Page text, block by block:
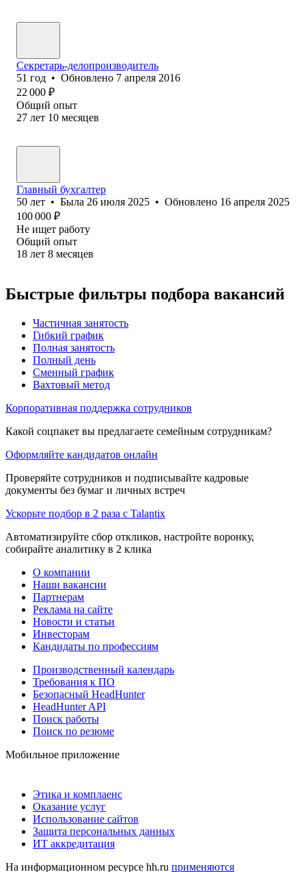
Секретарь-делопроизводитель
51 год • Обновлено 7 апреля 2016
22 000 ₽
Общий опыт
27 лет 10 месяцев
Главный бухгалтер
50 лет • Была 26 июля 2025 • Обновлено 16 апреля 2025
100 000 ₽
Не ищет работу
Общий опыт
18 лет 8 месяцев
Быстрые фильтры подбора вакансий
Частичная занятость
Гибкий график
Полная занятость
Полный день
Сменный график
Вахтовый метод
Корпоративная поддержка сотрудников
Какой соцпакет вы предлагаете семейным сотрудникам?
Оформляйте кандидатов онлайн
Проверяйте сотрудников и подписывайте кадровые
документы без бумаг и личных встреч
Ускорьте подбор в 2 раза с Talantix
Автоматизируйте сбор откликов, настройте воронку,
собирайте аналитику в 2 клика
О компании
Наши вакансии
Партнерам
Реклама на сайте
Новости и статьи
Инвесторам
Кандидаты по профессиям
Производственный календарь
Требования к ПО
Безопасный HeadHunter
HeadHunter API
Поиск работы
Поиск по резюме
Мобильное приложение
Этика и комплаенс
Оказание услуг
Использование сайтов
Защита персональных данных
ИТ аккредитация
На информационном ресурсе hh.ru применяются